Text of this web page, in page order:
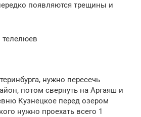
появляются трещины и
телелюев
нужно пересечь
потом свернуть на Аргаяш и
Кузнецкое перед озером
нужно проехать всего 1